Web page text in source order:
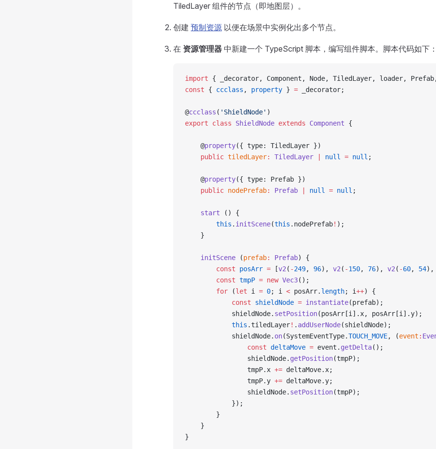
TiledLayer 组件的节点（即地图层）。
创建 预制资源 以便在场景中实例化出多个节点。
在 资源管理器 中新建一个 TypeScript 脚本，编写组件脚本。脚本代码如下：
import { _decorator, Component, Node, TiledLayer, loader,
const { ccclass , property } = _decorator;
@ccclass ( 'ShieldNode' )
export class ShieldNode extends Component {
    @
property({ type: TiledLayer })
    public
tiledLayer: TiledLayer null = null ;
    @
property({ type: Prefab })
    public
nodePrefab: Prefab null = null ;
    start
() {
        this
. initScene(this .nodePrefab! );
    }
    initScene
(prefab: Prefab) {
        const
posArr = [v2 ( -249, 96), v2 ( -150, 76), v2 ( -60, 54),
        const
tmpP = new Vec3();
        for
(let i = 0; i < posArr. length; i++) {
            const
shieldNode = instantiate(prefab);
            shieldNode.
setPosition(posArr[i].x, posArr[i].y);
            this
.tiledLayer! . addUserNode(shieldNode);
            shieldNode.
on(SystemEventType.TOUCH_MOVE, (event :
                const
deltaMove = event. getDelta();
                shieldNode.
getPosition(tmpP);
                tmpP.x
+= deltaMove.x;
                tmpP.y
+= deltaMove.y;
                shieldNode.
setPosition(tmpP);
            });
        }
    }
}